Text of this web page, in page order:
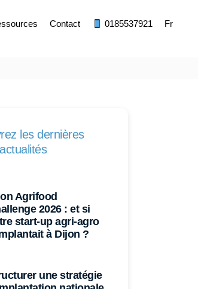
Contact 0185537921 Fr
les dernières
actualités
Agrifood
2026 : et si
start-up agri-agro
à Dijon ?
une stratégie